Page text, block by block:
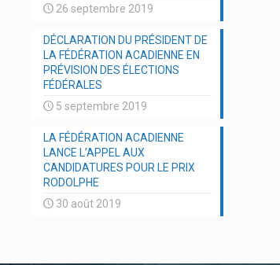
26 septembre 2019
DÉCLARATION DU PRÉSIDENT DE
LA FÉDÉRATION ACADIENNE EN
PRÉVISION DES ÉLECTIONS
FÉDÉRALES
5 septembre 2019
LA FÉDÉRATION ACADIENNE
LANCE L’APPEL AUX
CANDIDATURES POUR LE PRIX
RODOLPHE
30 août 2019